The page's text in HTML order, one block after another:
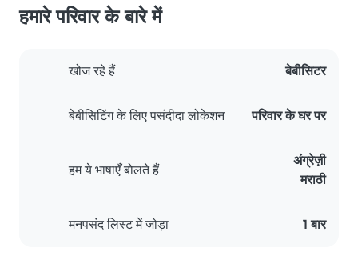
हमारे परिवार के बारे में
खोज रहे हैं बेबीसिटर
बेबीसिटिंग के लिए पसंदीदा लोकेशन परिवार के घर पर
हम ये भाषाएँ बोलते हैं
अंग्रेज़ी
मराठी
मनपसंद लिस्ट में जोड़ा 1 बार